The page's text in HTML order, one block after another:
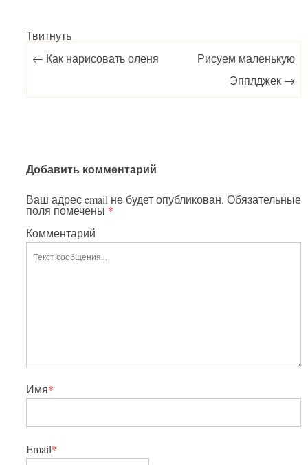
Твитнуть
Post navigation
← Как нарисовать оленя
Рисуем маленькую
Эпплджек →
Добавить комментарий
Ваш адрес email не будет опубликован. Обязательные
поля помечены *
Комментарий
Имя*
Email*